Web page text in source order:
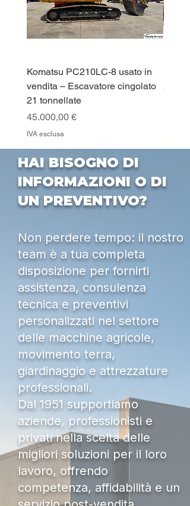
Komatsu PC210LC-8 usato in
vendita – Escavatore cingolato
21 tonnellate
Prezzo
45.000,00 €
IVA esclusa
Prezzo
HAI BISOGNO DI
INFORMAZIONI O DI
UN PREVENTIVO?
Non perdere tempo: il nostro
team è a tua completa
disposizione per fornirti
assistenza, consulenza
tecnica e preventivi
personalizzati nel settore
delle macchine agricole,
movimento terra,
giardinaggio e attrezzature
professionali.
Dal 1951 supportiamo
aziende, professionisti e
privati nella scelta delle
migliori soluzioni per il loro
lavoro, offrendo
competenza, affidabilità e un